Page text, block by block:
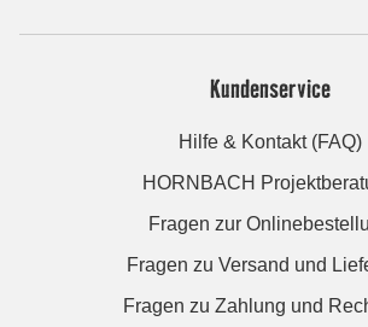
Kundenservice
Hilfe & Kontakt (FAQ)
HORNBACH
Fragen zur
Fragen zu Versand und
Fragen zu Zahlung und